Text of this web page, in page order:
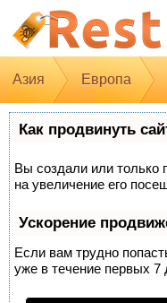
Азия Европа
Как продвинуть
Вы создали или только
на увеличение его
Ускорение
Если вам трудно
уже в течение первых 7